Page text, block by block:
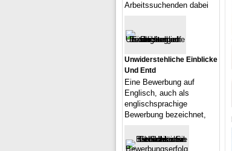
Arbeitssuchenden dabei
Unwiderstehliche Einblicke
Und Entd
Eine Bewerbung auf
Englisch, auch als
englischsprachige
Bewerbung bezeichnet,